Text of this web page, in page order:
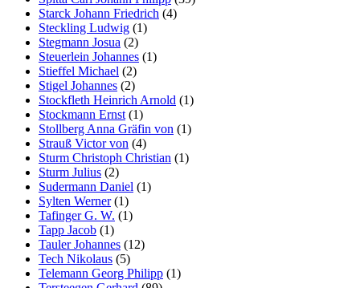
Starck Johann Friedrich (4)
Steckling Ludwig (1)
Stegmann Josua (2)
Steuerlein Johannes (1)
Stieffel Michael (2)
Stigel Johannes (2)
Stockfleth Heinrich Arnold (1)
Stockmann Ernst (1)
Stollberg Anna Gräfin von (1)
Strauß Victor von (4)
Sturm Christoph Christian (1)
Sturm Julius (2)
Sudermann Daniel (1)
Sylten Werner(1)
Tafinger G. W. (1)
Tapp Jacob (1)
Tauler Johannes (12)
Tech Nikolaus (5)
Telemann Georg Philipp (1)